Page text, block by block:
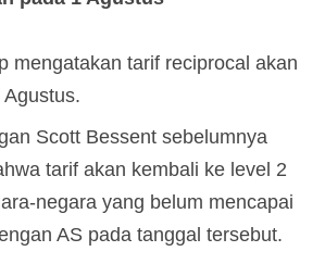
mengatakan tarif reciprocal akan
Scott Bessent sebelumnya
tarif akan kembali ke level 2
negara yang belum mencapai
AS pada tanggal tersebut.